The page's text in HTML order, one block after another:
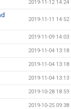
2019-11-12 14:24
2019-11-11 14:52
2019-11-09 14:03
2019-11-04 13:18
2019-11-04 13:18
2019-11-04 13:13
2019-10-28 18:59
2019-10-25 09:38